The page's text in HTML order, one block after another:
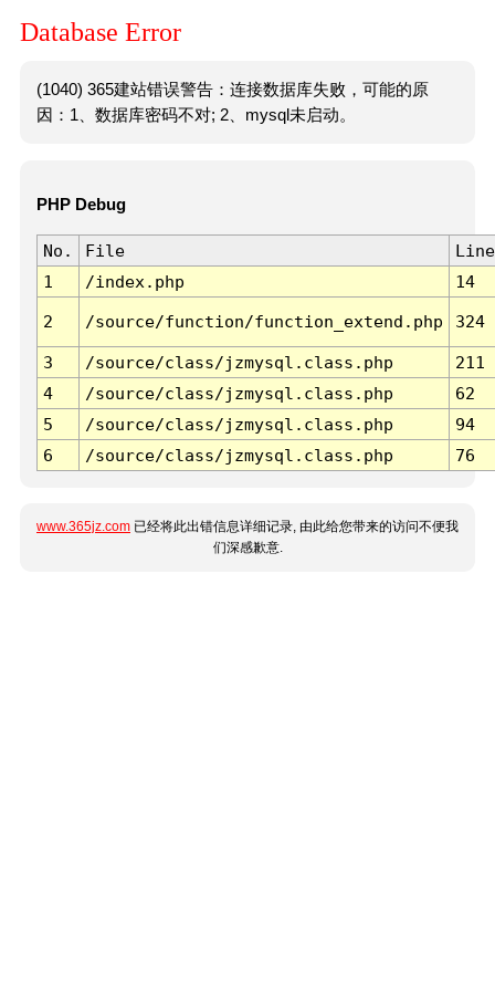
Database Error
(1040) 365建站错误警告：连接数据库失败，可能的原
因：1、数据库密码不对; 2、mysql未启动。
PHP Debug
No. File
Line
1
/index.php 14
2 /source/function/function_extend.php 324
3 /source/class/jzmysql.class.php
211
4
/source/class/jzmysql.class.php
62
5
/source/class/jzmysql.class.php
94
6
/source/class/jzmysql.class.php 76
www.365jz.com 已经将此出错信息详细记录, 由此给您带来的访问不便我
们深感歉意.